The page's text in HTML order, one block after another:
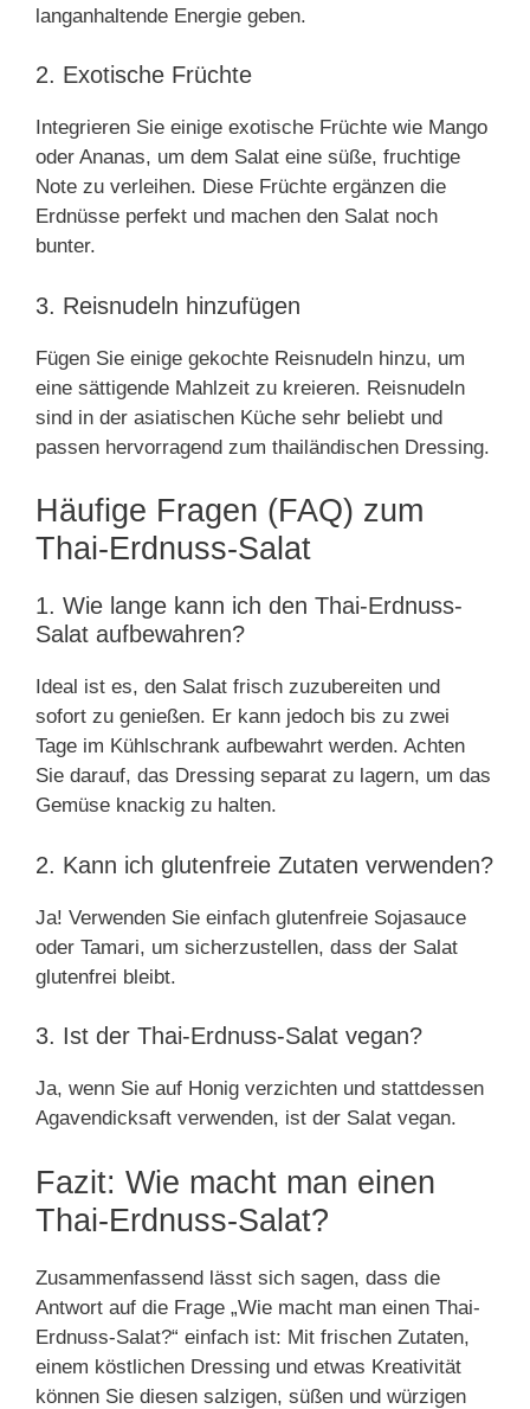
langanhaltende Energie geben.
2. Exotische Früchte
Integrieren Sie einige exotische Früchte wie Mango
oder Ananas, um dem Salat eine süße, fruchtige
Note zu verleihen. Diese Früchte ergänzen die
Erdnüsse perfekt und machen den Salat noch
bunter.
3. Reisnudeln hinzufügen
Fügen Sie einige gekochte Reisnudeln hinzu, um
eine sättigende Mahlzeit zu kreieren. Reisnudeln
sind in der asiatischen Küche sehr beliebt und
passen hervorragend zum thailändischen Dressing.
Häufige Fragen (FAQ) zum
Thai-Erdnuss-Salat
1. Wie lange kann ich den Thai-Erdnuss-
Salat aufbewahren?
Ideal ist es, den Salat frisch zuzubereiten und
sofort zu genießen. Er kann jedoch bis zu zwei
Tage im Kühlschrank aufbewahrt werden. Achten
Sie darauf, das Dressing separat zu lagern, um das
Gemüse knackig zu halten.
2. Kann ich glutenfreie Zutaten verwenden?
Ja! Verwenden Sie einfach glutenfreie Sojasauce
oder Tamari, um sicherzustellen, dass der Salat
glutenfrei bleibt.
3. Ist der Thai-Erdnuss-Salat vegan?
Ja, wenn Sie auf Honig verzichten und stattdessen
Agavendicksaft verwenden, ist der Salat vegan.
Fazit: Wie macht man einen
Thai-Erdnuss-Salat?
Zusammenfassend lässt sich sagen, dass die
Antwort auf die Frage „Wie macht man einen Thai-
Erdnuss-Salat?“ einfach ist: Mit frischen Zutaten,
einem köstlichen Dressing und etwas Kreativität
können Sie diesen salzigen, süßen und würzigen